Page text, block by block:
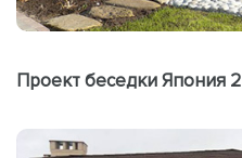
Проект беседки Япония 2